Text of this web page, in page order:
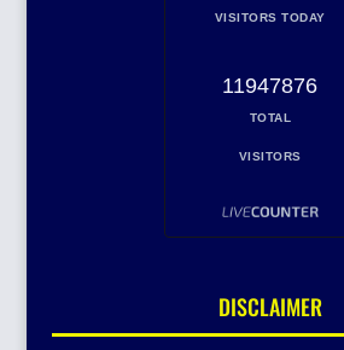
VISITORS TODAY
11947876
TOTAL
VISITORS
DISCLAIMER